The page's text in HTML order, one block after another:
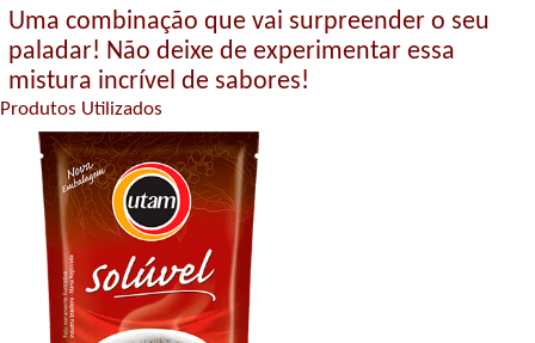
Uma combinação que vai surpreender o seu
paladar! Não deixe de experimentar essa
mistura incrível de sabores!
Produtos Utilizados